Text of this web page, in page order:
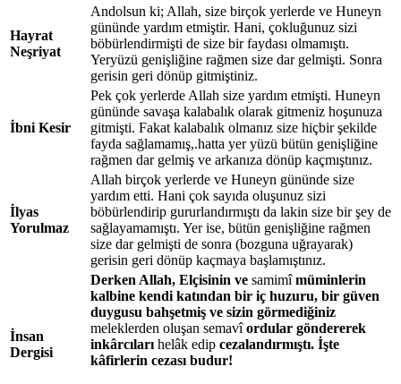
Hayrat
Neşriyat
Andolsun ki; Allah, size birçok yerlerde ve Huneyn
gününde yardım etmiştir. Hani, çokluğunuz sizi
böbürlendirmişti de size bir faydası olmamıştı.
Yeryüzü genişliğine rağmen size dar gelmişti. Sonra
gerisin geri dönüp gitmiştiniz.
İbni Kesir
Pek çok yerlerde Allah size yardım etmişti. Huneyn
gününde savaşa kalabalık olarak gitmeniz hoşunuza
gitmişti. Fakat kalabalık olmanız size hiçbir şekilde
fayda sağlamamış,.hatta yer yüzü bütün genişliğine
rağmen dar gelmiş ve arkanıza dönüp kaçmıştınız.
İlyas
Yorulmaz
Allah birçok yerlerde ve Huneyn gününde size
yardım etti. Hani çok sayıda oluşunuz sizi
böbürlendirip gururlandırmıştı da lakin size bir şey de
sağlayamamıştı. Yer ise, bütün genişliğine rağmen
size dar gelmişti de sonra (bozguna uğrayarak)
gerisin geri dönüp kaçmaya başlamıştınız.
İnsan
Dergisi
Derken Allah, Elçisinin ve samimîmüminlerin
kalbine kendi katından bir iç huzuru, bir güven
duygusu bahşetmiş ve sizin görmediğiniz
meleklerden oluşan semavîordular göndererek
inkârcıları helâk edip cezalandırmıştı. İşte
kâfirlerin cezası budur!